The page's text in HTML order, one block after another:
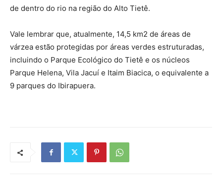
de dentro do rio na região do Alto Tietê.
Vale lembrar que, atualmente, 14,5 km2 de áreas de
várzea estão protegidas por áreas verdes estruturadas,
incluindo o Parque Ecológico do Tietê e os núcleos
Parque Helena, Vila Jacuí e Itaim Biacica, o equivalente a
9 parques do Ibirapuera.